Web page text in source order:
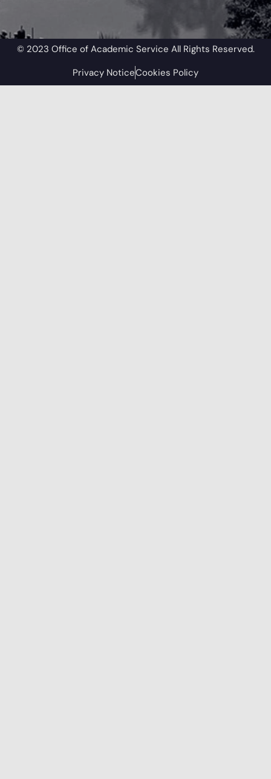
© 2023 Office of Academic Service All Rights Reserved.​
Privacy NoticeCookies Policy